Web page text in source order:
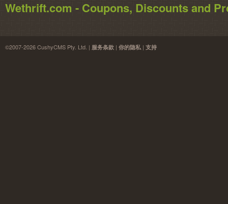
Wethrift.com - Coupons, Discounts and
©2007-2026 CushyCMS Pty. Ltd. | 服务条款 | 你的隐私 | 支持